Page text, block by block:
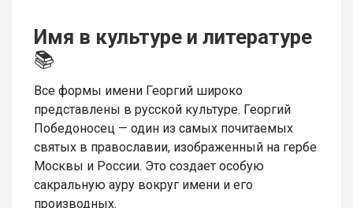
Имя в культуре и литературе
📚
Все формы имени Георгий широко
представлены в русской культуре. Георгий
Победоносец — один из самых почитаемых
святых в православии, изображенный на гербе
Москвы и России. Это создает особую
сакральную ауру вокруг имени и его
производных.